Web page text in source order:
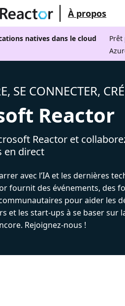
À propos
natives dans le cloud
Prêt
SE CONNECTER,
Reactor
Reactor et
en direct
avec l’IA et les dernières
fournit des événements, des
pour aider les
et les start-ups à se baser sur
Rejoignez-nous !